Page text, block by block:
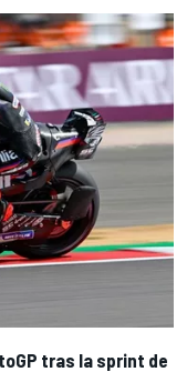
tras la sprint de